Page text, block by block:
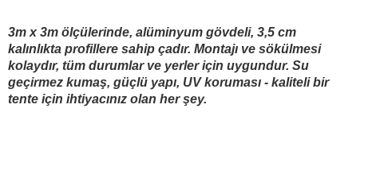
AV KÖPEKLERI AV MALZEMELERI
Perdeler
Av köpekleri
3m x 3m ölçülerinde, alüminyum gövdeli, 3,5 cm
kalınlıkta profillere sahip çadır. Montajı ve sökülmesi
kolaydır, tüm durumlar ve yerler için uygundur. Su
geçirmez kumaş, güçlü yapı, UV koruması - kaliteli bir
tente için ihtiyacınız olan her şey.